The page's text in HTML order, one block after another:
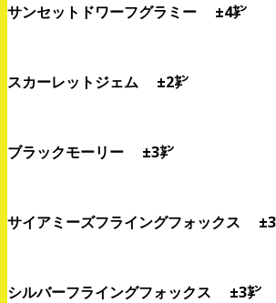
サンセットドワーフグラミー ±4㌢
スカーレットジェム ±2㌢
ブラックモーリー ±3㌢
サイアミーズフライングフォックス
シルバーフライングフォックス ±3㌢